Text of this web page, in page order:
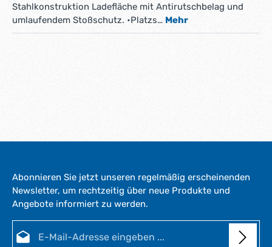
Stahlkonstruktion Ladefläche mit Antirutschbelag und
umlaufendem Stoßschutz. •Platzs… Mehr
Abonnieren Sie jetzt unseren regelmäßig erscheinenden
Newsletter, um rechtzeitig über neue Produkte und
Angebote informiert zu werden.